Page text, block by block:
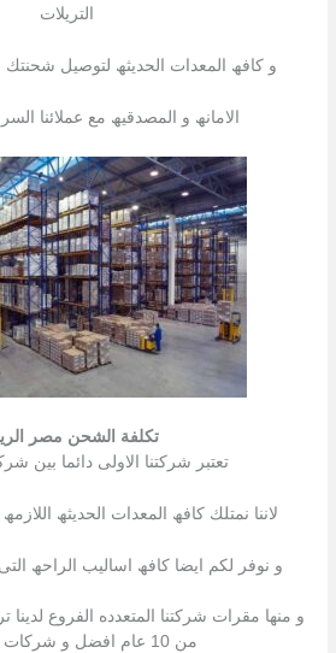
التریلات
و كافھ المعدات الحدیثھ لتوصیل
الامانھ و المصدقیھ مع عملائنا
تكلفة الشحن مصر
تعتبر شركتنا الاولى دائما بین
لاننا نمتلك كافھ المعدات الحدیثھ
و نوفر لكم ایضا كافھ اسالیب الراحھ
و منھا مقرات شركتنا المتعدده الفروع لدینا
من 10 عام افضل و شركات نقل مبرد